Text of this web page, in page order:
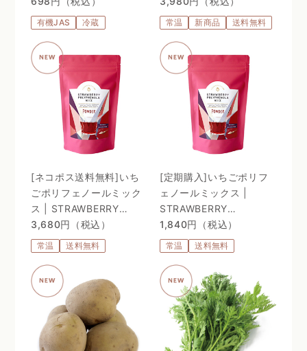
有機JAS 冷蔵
体温を感じるビタミン
C。98%植物由来のリポ
ソーム処方 〜
常温 新商品 送料無料
[ネコポス送料無料]いち
ごポリフェノールミック
ス | STRAWBERRY
POLYPHENOLS MIX
3,680円（税込）
常温 送料無料
[定期購入]いちごポリフ
ェノールミックス |
STRAWBERRY
POLYPHENOLS MIX
1,840円（税込）
常温 送料無料